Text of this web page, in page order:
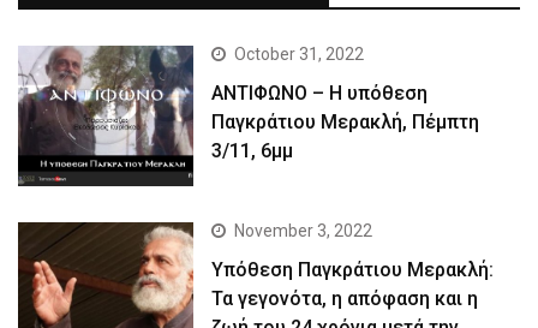
October 31, 2022
ΑΝΤΙΦΩΝΟ – Η υπόθεση
Παγκράτιου Μερακλή, Πέμπτη
3/11, 6μμ
November 3, 2022
Yπόθεση Παγκράτιου Μερακλή:
Τα γεγονότα, η απόφαση και η